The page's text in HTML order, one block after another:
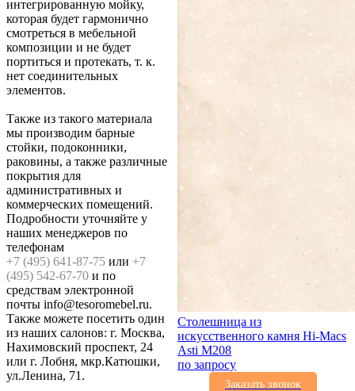
интегрированную мойку,
которая будет гармонично
смотреться в мебельной
композиции и не будет
портиться и протекать, т. к.
нет соединительных
элементов.
Также из такого материала
мы производим барные
стойки, подоконники,
раковины, а также различные
покрытия для
административных и
коммерческих помещений.
Подробности уточняйте у
наших менеджеров по
телефонам
+7 (495) 641-87-75 или +7
(495) 542-67-70 и по
средствам электронной
почты info@tesoromebel.ru.
Также можете посетить один
из наших салонов: г. Москва,
Нахимовский проспект, 24
или г. Лобня, мкр.Катюшки,
ул.Ленина, 71.
Столешница из
искусственного камня Hi-Macs
Asti M208
по запросу
Заказать звонок